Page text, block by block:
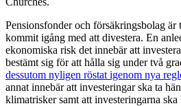
Pensionsfonder och försäkringsbolag är
kommit igång med att divestera. En
ekonomiska risk det innebär att
bestämt sig för att hålla sig under två
dessutom nyligen röstat igenom nya
annat innebär att investeringar ska ta
klimatrisker samt att investeringarna ska